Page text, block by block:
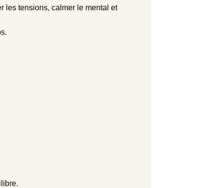
les tensions, calmer le mental et